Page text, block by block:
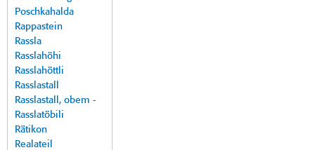
Poschkahalda
Rappastein
Rassla
Rasslahöhi
Rasslahöttli
Rasslastall
Rasslastall, obem -
Rasslatöbili
Rätikon
Realateil